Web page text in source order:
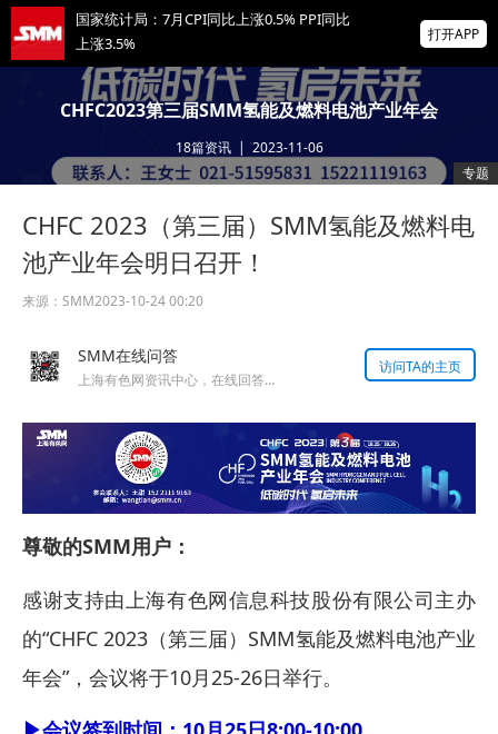
国家统计局：7月CPI同比上涨0.5% PPI同比
上涨3.5%
非农爆冷打击加息预期 美元周线两连跌 金属
涨跌互现 贵金属周线大反攻【隔夜行情】
2026 SMM锌业大会圆满落幕！大咖云集 共
寻锌行业破局发展新机遇
掌上有色
为有色行业打造的神器
打开APP
CHFC2023第三届SMM氢能及燃料电池产业年会
18篇资讯| 2023-11-06
专题
CHFC 2023（第三届）SMM氢能及燃料电
池产业年会明日召开！
来源： SMM2023-10-24 00:20
SMM在线问答
上海有色网资讯中心，在线回答您的提问！
访问TA的主页
尊敬的SMM用户：
感谢支持由上海有色网信息科技股份有限公司主办
的“CHFC 2023（第三届）SMM氢能及燃料电池产业
年会”，会议将于10月25-26日举行。